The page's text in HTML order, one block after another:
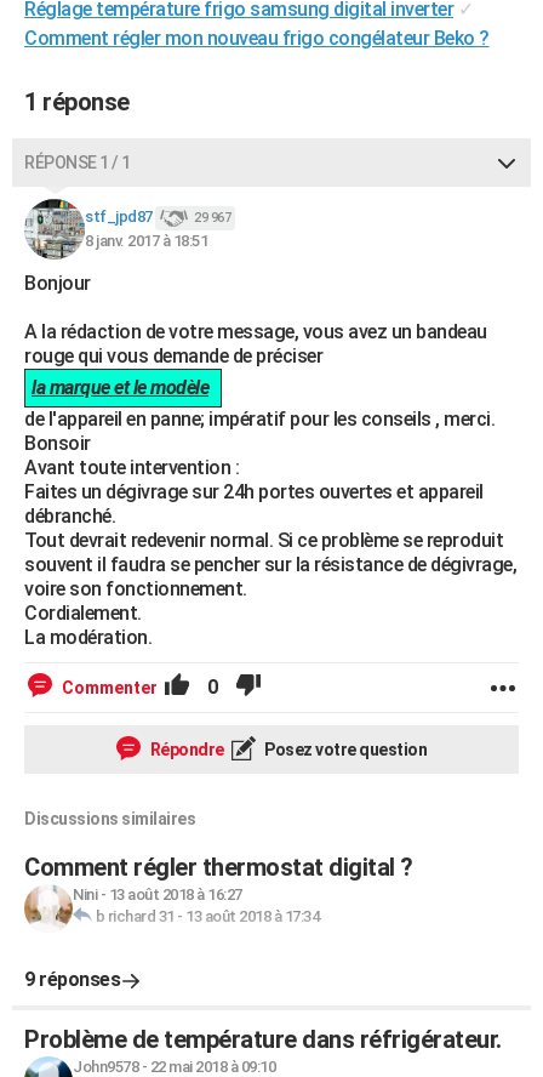
Carte de Noël
Carte Bonne année
Carte Saint-Valentin
Carte Pâques
Carte d'anniversaire
DICTIONNAIRE
S'inscrire
Se connecter
Lycées
Collèges
Primaires
Universités
Entreprises
Service militaire
Avis de recherche
FORUM
Bricolage
Lifestyle
Culture
Sport
Auto
Television
Voyage
Cinema
Réglage température frigo samsung digital inverter ✓
Comment régler mon nouveau frigo congélateur Beko ?
1 réponse
RÉPONSE 1 / 1
stf_jpd87 29 967
8 janv. 2017 à 18:51
Bonjour
A la rédaction de votre message, vous avez un bandeau
rouge qui vous demande de préciser
la marque et le modèle
de l'appareil en panne; impératif pour les conseils , merci.
Bonsoir
Avant toute intervention :
Faites un dégivrage sur 24h portes ouvertes et appareil
débranché.
Tout devrait redevenir normal. Si ce problème se reproduit
souvent il faudra se pencher sur la résistance de dégivrage,
voire son fonctionnement.
Cordialement.
La modération.
Commenter 0
Répondre Posez votre question
Discussions similaires
Comment régler thermostat digital ?
Nini- 13 août 2018 à 16:27
b richard 31 - 13 août 2018 à 17:34
9 réponses
Problème de température dans réfrigérateur.
John9578- 22 mai 2018 à 09:10